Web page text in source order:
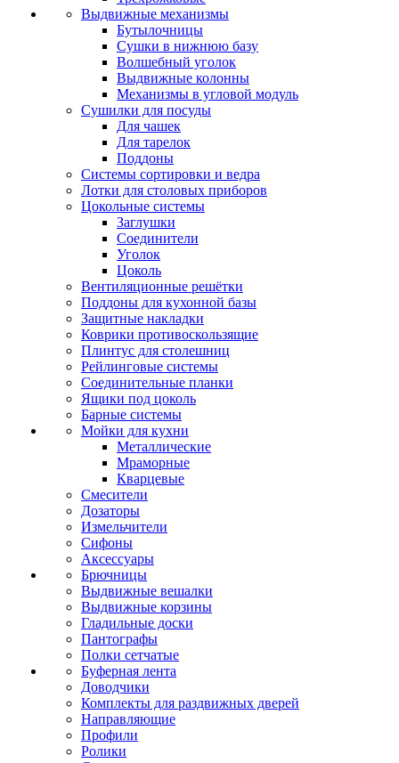
Выдвижные механизмы
Бутылочницы
Сушки в нижнюю базу
Волшебный уголок
Выдвижные колонны
Механизмы в угловой модуль
Сушилки для посуды
Для чашек
Для тарелок
Поддоны
Системы сортировки и ведра
Лотки для столовых приборов
Цокольные системы
Заглушки
Соединители
Уголок
Цоколь
Вентиляционные решётки
Поддоны для кухонной базы
Защитные накладки
Коврики противоскользящие
Плинтус для столешниц
Рейлинговые системы
Соединительные планки
Ящики под цоколь
Барные системы
Мойки для кухни
Металлические
Мраморные
Кварцевые
Смесители
Дозаторы
Измельчители
Сифоны
Аксессуары
Брючницы
Выдвижные вешалки
Выдвижные корзины
Гладильные доски
Пантографы
Полки сетчатые
Буферная лента
Доводчики
Комплекты для раздвижных дверей
Направляющие
Профили
Ролики